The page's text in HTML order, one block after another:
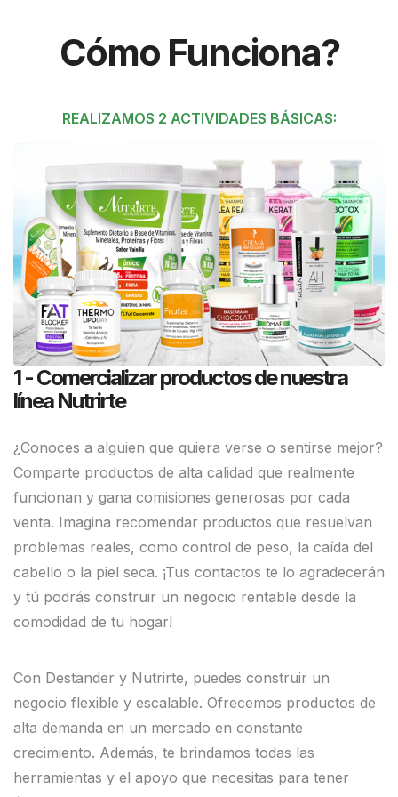
Cómo Funciona?
REALIZAMOS 2 ACTIVIDADES BÁSICAS:
1 - Comercializar productos de nuestra
línea Nutrirte
¿Conoces a alguien que quiera verse o sentirse mejor?
Comparte productos de alta calidad que realmente
funcionan y gana comisiones generosas por cada
venta. Imagina recomendar productos que resuelvan
problemas reales, como control de peso, la caída del
cabello o la piel seca. ¡Tus contactos te lo agradecerán
y tú podrás construir un negocio rentable desde la
comodidad de tu hogar!
Con Destander y Nutrirte, puedes construir un
negocio flexible y escalable. Ofrecemos productos de
alta demanda en un mercado en constante
crecimiento. Además, te brindamos todas las
herramientas y el apoyo que necesitas para tener